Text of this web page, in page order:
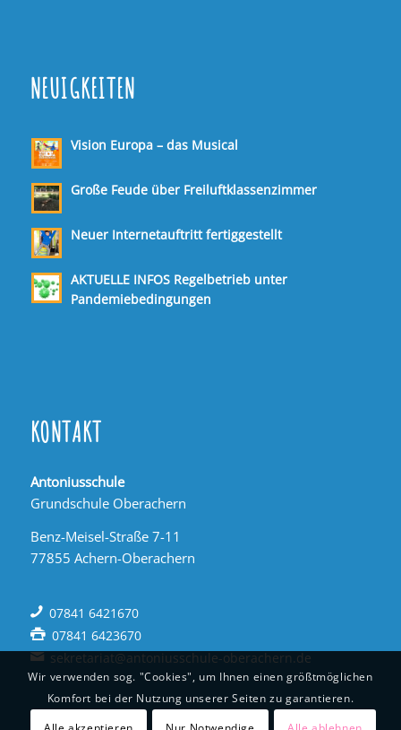
NEUIGKEITEN
Vision Europa – das Musical
Große Feude über Freiluftklassenzimmer
Neuer Internetauftritt fertiggestellt
AKTUELLE INFOS Regelbetrieb unter
Pandemiebedingungen
KONTAKT
Antoniusschule
Grundschule Oberachern
Benz-Meisel-Straße 7-11
77855 Achern-Oberachern
07841 6421670
07841 6423670
sekretariat@antoniusschule-oberachern.de
Wir verwenden sog. "Cookies", um Ihnen einen größtmöglichen
Komfort bei der Nutzung unserer Seiten zu garantieren.